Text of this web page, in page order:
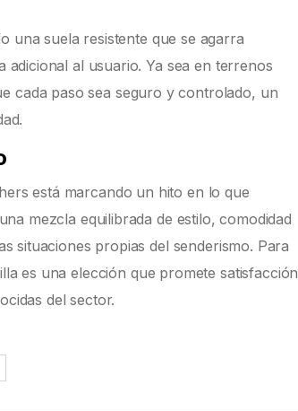
una suela resistente que se agarra
al usuario. Ya sea en terrenos
cada paso sea seguro y controlado, un
está marcando un hito en lo que
mezcla equilibrada de estilo, comodidad
situaciones propias del senderismo. Para
es una elección que promete satisfacción
del sector.